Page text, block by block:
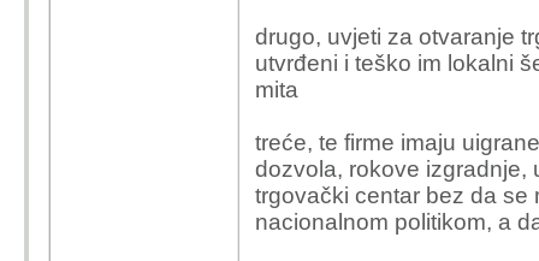
drugo, uvjeti za otvaranje
utvrđeni i teško im lokalni
mita
treće, te firme imaju
dozvola, rokove izgradnje,
trgovački centar bez da se
nacionalnom politikom, a